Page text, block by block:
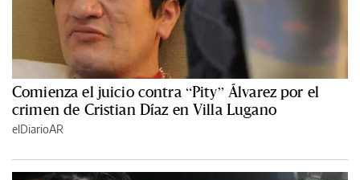
Comienza el juicio contra “Pity” Álvarez por el
crimen de Cristian Díaz en Villa Lugano
elDiarioAR